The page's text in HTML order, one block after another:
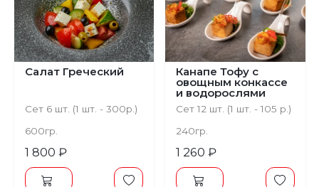
Салат Греческий
Сет 6 шт. (1 шт. - 300р.)
600гр.
1 800 ₽
Канапе Тофу с
овощным конкассе
и водорослями
Чука
Сет 12 шт. (1 шт. - 105 р.)
240гр.
1 260 ₽